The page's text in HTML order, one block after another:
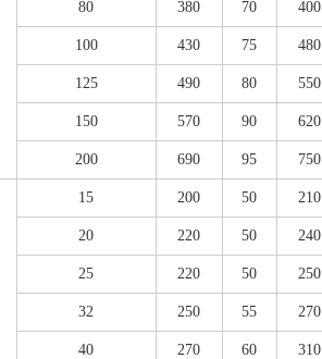
80 380 70 400
100 430 75 480
125 490 80 550
150 570 90 620
200 690 95 750
15 200 50 210
20 220 50 240
25 220 50 250
32 250 55 270
40 270 60 310